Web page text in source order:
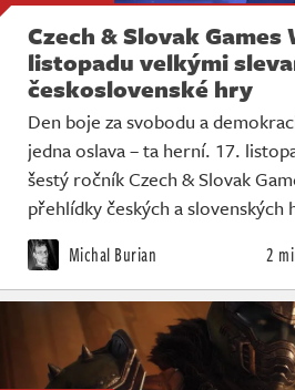
Czech & Slovak Games
listopadu velkými
československé hry
Den boje za svobodu a
jedna oslava – ta herní. 17.
šestý ročník Czech & Slovak
přehlídky českých a slovenských
Michal Burian 2